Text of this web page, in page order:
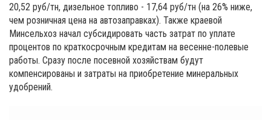
20,52 руб/тн, дизельное топливо - 17,64 руб/тн (на 26% ниже,
чем розничная цена на автозаправках). Также краевой
Минсельхоз начал субсидировать часть затрат по уплате
процентов по краткосрочным кредитам на весенне-полевые
работы. Сразу после посевной хозяйствам будут
компенсированы и затраты на приобретение минеральных
удобрений.